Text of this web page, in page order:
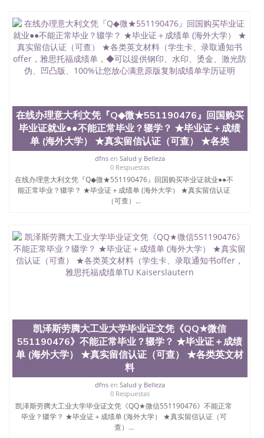
在线办理意大利文凭『Q◆微★551190476』回国购买
毕业证就业●●不能正常毕业？辍学？ ★毕业证＋成绩
单 (海外大学） ★真实留信认证（可查） ★各类
dfnsen Salud y Belleza
0 Respuestas
在线办理意大利文凭『Q◆微★551190476』回国购买毕业证就业●●不
能正常毕业？辍学？ ★毕业证＋成绩单 (海外大学） ★真实留信认证
（可查）...
凯泽斯劳腾大工业大学毕业证文凭《QQ★微信
551190476》不能正常毕业？辍学？ ★毕业证＋成绩
单 (海外大学） ★真实留信认证（可查） ★各类英文材
料
dfnsen Salud y Belleza
0 Respuestas
凯泽斯劳腾大工业大学毕业证文凭《QQ★微信551190476》不能正常
毕业？辍学？ ★毕业证＋成绩单 (海外大学） ★真实留信认证（可
查）...